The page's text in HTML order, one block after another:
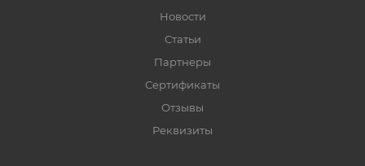
Новости
Статьи
Партнеры
Сертификаты
Отзывы
Реквизиты